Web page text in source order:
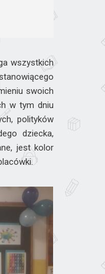
wszystkich
swoich
w tym dniu
polityków
dziecka,
jest kolor